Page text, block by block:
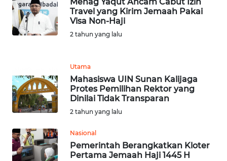
Travel yang Kirim Jemaah Pakai
Visa Non-Haji
2 tahun yang lalu
Utama
Mahasiswa UIN Sunan Kalijaga
Protes Pemilihan Rektor yang
Dinilai Tidak Transparan
2 tahun yang lalu
Nasional
Pemerintah Berangkatkan Kloter
Pertama Jemaah Haji 1445 H
WN
BANTEN
WN
KEPRI
WN
PAPUA